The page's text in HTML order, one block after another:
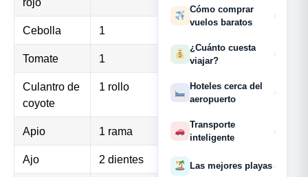
Cebolla 1
Tomate 1
Culantro de
coyote
1 rollo
Apio 1 rama
Ajo 2 dientes
Cómo comprar
vuelos baratos
›
¿Cuánto cuesta
viajar?
›
Hoteles cerca del
aeropuerto
›
Transporte
inteligente
›
Las mejores playas ›